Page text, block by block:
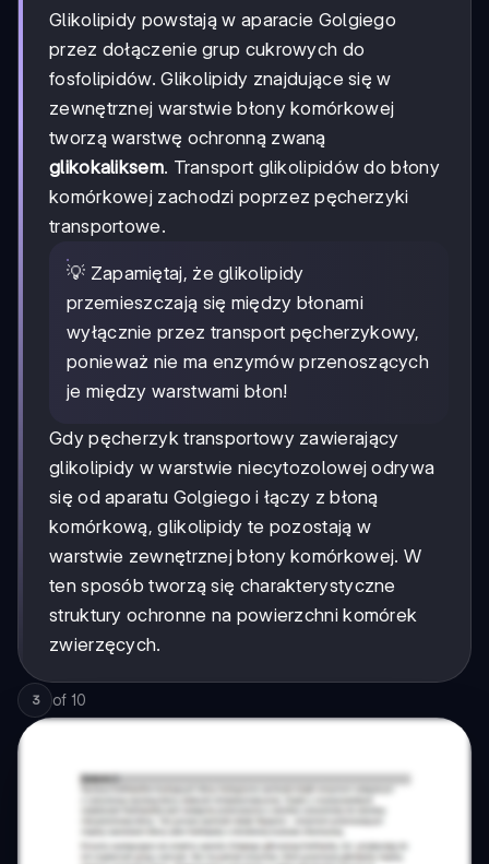
Glikolipidy powstają w aparacie Golgiego
przez dołączenie grup cukrowych do
fosfolipidów. Glikolipidy znajdujące się w
zewnętrznej warstwie błony komórkowej
tworzą warstwę ochronną zwaną
glikokaliksem. Transport glikolipidów do błony
komórkowej zachodzi poprzez pęcherzyki
transportowe.
💡 Zapamiętaj, że glikolipidy
przemieszczają się między błonami
wyłącznie przez transport pęcherzykowy,
ponieważ nie ma enzymów przenoszących
je między warstwami błon!
Gdy pęcherzyk transportowy zawierający
glikolipidy w warstwie niecytozolowej odrywa
się od aparatu Golgiego i łączy z błoną
komórkową, glikolipidy te pozostają w
warstwie zewnętrznej błony komórkowej. W
ten sposób tworzą się charakterystyczne
struktury ochronne na powierzchni komórek
zwierzęcych.
3 of 10